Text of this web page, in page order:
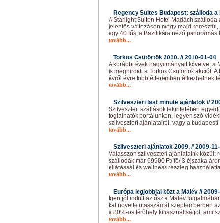
Regency Suites Budapest: szálloda
A Starlight Suiten Hotel Madách
jelentős változáson megy majd
egy 40 fős, a Bazilikára néző panorámás
tovább...
Torkos Csütörtök 2010. //2010-01-04
A korábbi évek hagyományait követve, a
is meghirdeti a Torkos Csütörtök akciót.
évről évre több étteremben étkezhetnek
tovább...
Szilveszteri last minute ajánlatok //
Szilveszteri szállások tekintetében
foglalhatók portálunkon, legyen szó
szilveszteri ajánlatairól, vagy a
tovább...
Szilveszteri ajánlatok 2009. //2009-
Válasszon szilveszteri ajánlataink közül:
szállodák már 69900 Ft/ fő/ 3 éjszaka
ellátással és wellness részleg
tovább...
Európa legjobbjai közt a Malév //
Igen jól indult az ősz a Malév
kal növelte utasszámát szeptemberben
a 80%-os férőhely kihasználtságot, ami
tovább...